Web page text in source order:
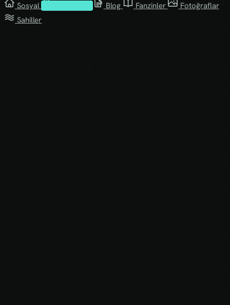
Sosyal Blog Fanzinler
Fotoğraflar
Sahiller